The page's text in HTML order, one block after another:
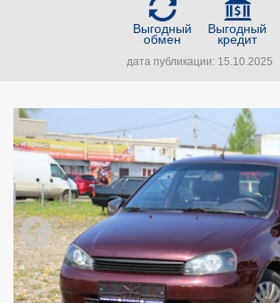
Выгодный
обмен
Выгодный
кредит
дата публикации: 15.10.2025